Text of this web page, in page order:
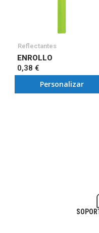
Reflectantes
ENROLLO
0,38 €
Personalizar